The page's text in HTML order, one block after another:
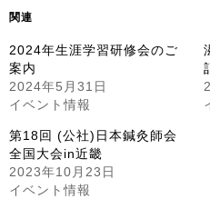
関連
2024年生涯学習研修会のご
案内
2024年5月31日
イベント情報
第18回 (公社)日本鍼灸師会
全国大会in近畿
2023年10月23日
イベント情報